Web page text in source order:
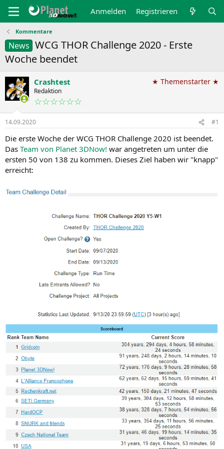
Anmelden Registrieren
Kommentare
News WCG THOR Challenge 2020 - Erste
Woche beendet
Crashtest
Redaktion
☆☆☆☆☆☆
★ Themenstarter ★
14.09.2020 #1
Die erste Woche der WCG THOR Challenge 2020 ist beendet.
Das Team von Planet 3DNow! war angetreten um unter die
ersten 50 von 138 zu kommen. Dieses Ziel haben wir "knapp"
erreicht: